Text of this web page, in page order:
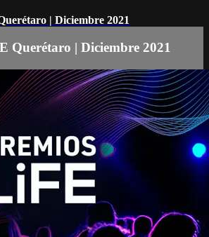
| Diciembre 2021
Querétaro | Diciembre 2021